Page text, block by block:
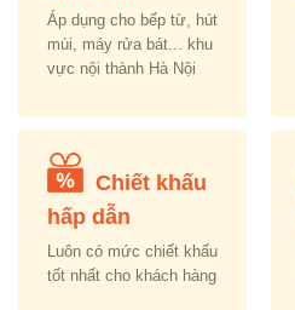
Áp dụng cho bếp từ, hút
mùi, máy rửa bát... khu
vực nội thành Hà Nội
Chiết khấu
hấp dẫn
Luôn có mức chiết khấu
tốt nhất cho khách hàng